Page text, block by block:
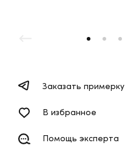
Заказать примерку
В избранное
Помощь эксперта